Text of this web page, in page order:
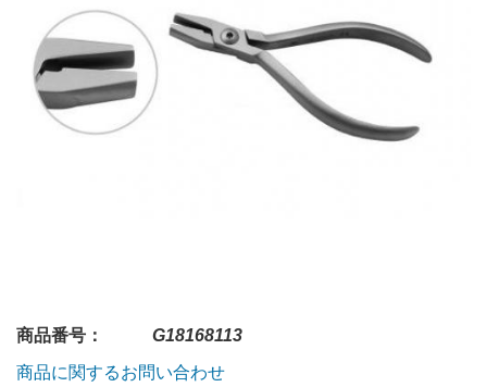
商品番号：
G18168113
商品に関するお問い合わせ